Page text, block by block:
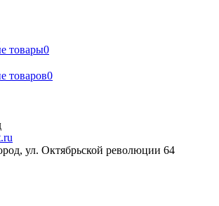
товары0
товаров0
ул. Октябрьской революции 64